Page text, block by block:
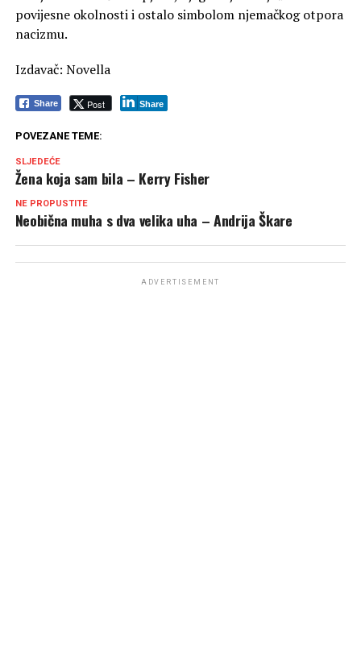
povijesne okolnosti i ostalo simbolom njemačkog otpora
nacizmu.
Izdavač: Novella
Share Post Share
POVEZANE TEME:
SLJEDEĆE
Žena koja sam bila – Kerry Fisher
NE PROPUSTITE
Neobična muha s dva velika uha – Andrija Škare
ADVERTISEMENT